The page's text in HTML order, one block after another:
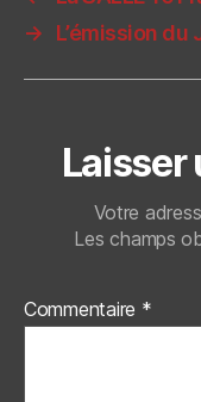
→
L’émission
Laisser
Votre
Les champs
Commentaire *